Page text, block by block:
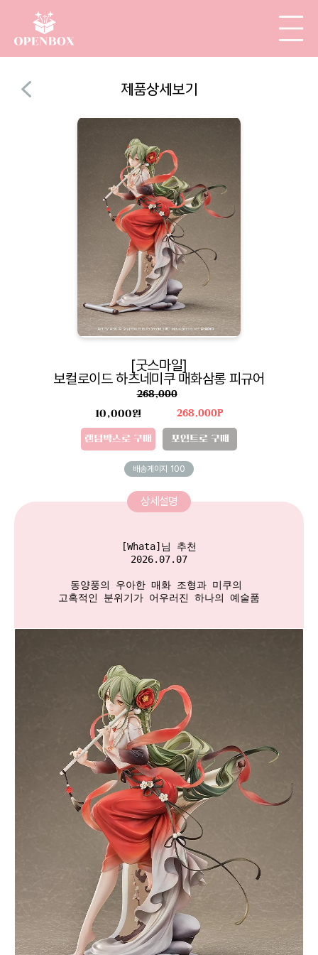
제품상세보기
[굿스마일]
보컬로이드 하츠네미쿠 매화삼롱 피규어
268,000
10,000원
랜덤박스로 구매
268,000P
포인트로 구매
배송게이지 100
상세설명
[Whata]님 추천
2026.07.07
동양풍의 우아한 매화 조형과 미쿠의
고혹적인 분위기가 어우러진 하나의 예술품